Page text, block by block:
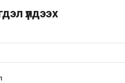
үлдээх